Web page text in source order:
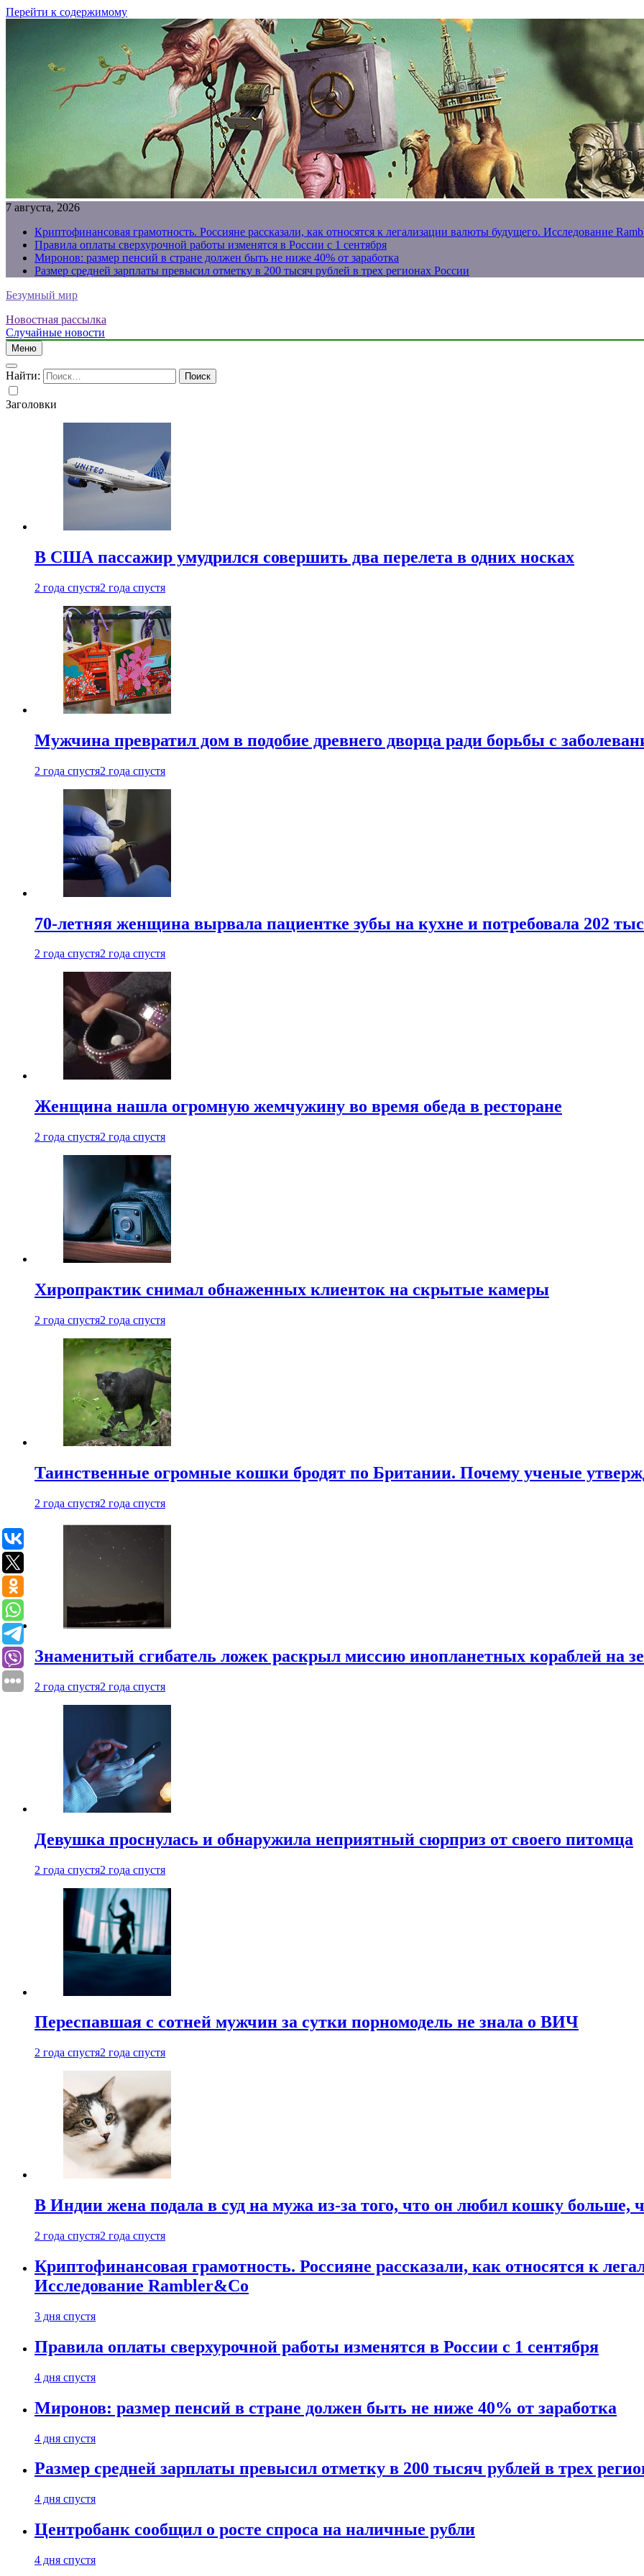
Перейти к содержимому
7 августа, 2026
Криптофинансовая грамотность. Россияне рассказали, как относятся к легализации валюты будущего. Исследование
Правила оплаты сверхурочной работы изменятся в России с 1 сентября
Миронов: размер пенсий в стране должен быть не ниже 40% от заработка
Размер средней зарплаты превысил отметку в 200 тысяч рублей в трех регионах России
Безумный мир
Новостная рассылка
Случайные новости
Меню
Найти:
Заголовки
В США пассажир умудрился совершить два перелета в одних носках
2 года спустя2 года спустя
Мужчина превратил дом в подобие древнего дворца ради борьбы с
2 года спустя2 года спустя
70-летняя женщина вырвала пациентке зубы на кухне и потребовала 202
2 года спустя2 года спустя
Женщина нашла огромную жемчужину во время обеда в ресторане
2 года спустя2 года спустя
Хиропрактик снимал обнаженных клиенток на скрытые камеры
2 года спустя2 года спустя
Таинственные огромные кошки бродят по Британии. Почему ученые
2 года спустя2 года спустя
Знаменитый сгибатель ложек раскрыл миссию инопланетных кораблей на
2 года спустя2 года спустя
Девушка проснулась и обнаружила неприятный сюрприз от своего питомца
2 года спустя2 года спустя
Переспавшая с сотней мужчин за сутки порномодель не знала о ВИЧ
2 года спустя2 года спустя
В Индии жена подала в суд на мужа из-за того, что он любил кошку больше,
2 года спустя2 года спустя
Криптофинансовая грамотность. Россияне рассказали, как относятся к
Исследование Rambler&Co
3 дня спустя
Правила оплаты сверхурочной работы изменятся в России с 1 сентября
4 дня спустя
Миронов: размер пенсий в стране должен быть не ниже 40% от заработка
4 дня спустя
Размер средней зарплаты превысил отметку в 200 тысяч рублей в трех
4 дня спустя
Центробанк сообщил о росте спроса на наличные рубли
4 дня спустя